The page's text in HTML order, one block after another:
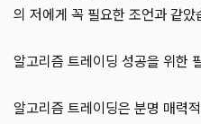
의 저에게 꼭 필요한 조언과 같았
알고리즘 트레이딩 성공을 위한
알고리즘 트레이딩은 분명 매력